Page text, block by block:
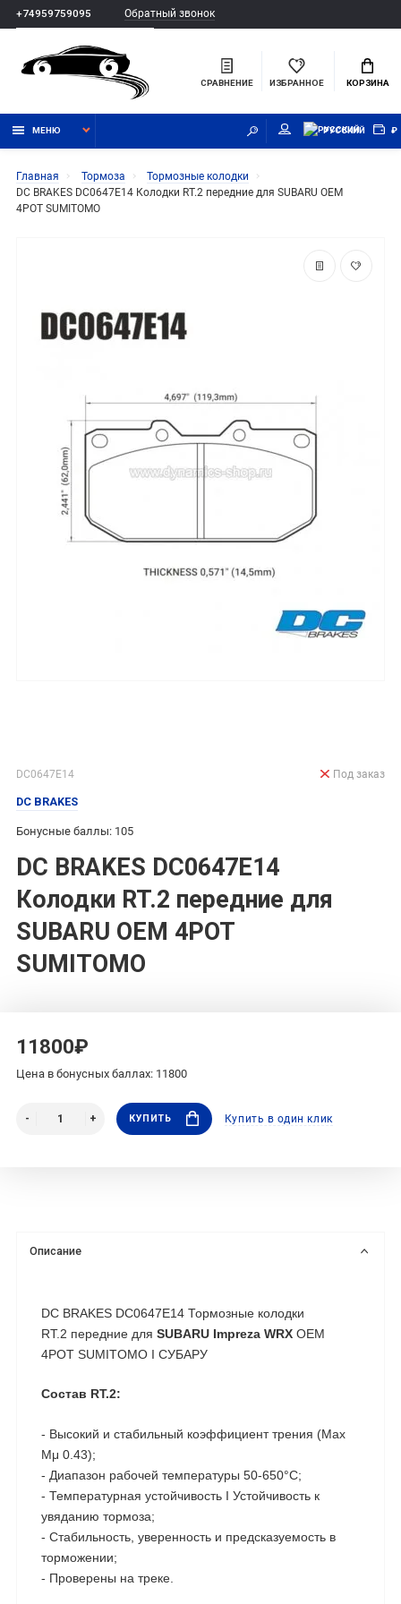
+74959759095 Обратный звонок
СРАВНЕНИЕ ИЗБРАННОЕ КОРЗИНА
МЕНЮ РУССКИЙ ₽
Главная Тормоза
Тормозные колодки
DC BRAKES DC0647E14 Колодки RT.2 передние для SUBARU OEM
4POT SUMITOMO
DC0647E14
DC BRAKES
Бонусные баллы: 105
DC BRAKES DC0647E14
Колодки RT.2 передние для
SUBARU OEM 4POT
SUMITOMO
Под заказ
11800₽
Цена в бонусных баллах: 11800
КУПИТЬ Купить в один клик
Описание
DC BRAKES DC0647E14 Тормозные колодки
RT.2 передние для SUBARU Impreza WRX OEM
4POT SUMITOMO I СУБАРУ
Состав RT.2:
- Высокий и стабильный коэффициент трения (Max
Μμ 0.43);
- Диапазон рабочей температуры 50-650°C;
- Температурная устойчивость I Устойчивость к
увяданию тормоза;
- Cтабильность, уверенность и предсказуемость в
торможении;
- Проверены на треке.